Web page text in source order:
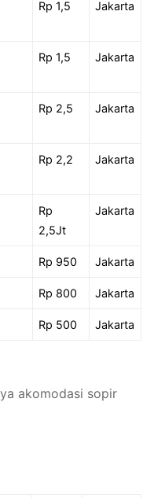
Rp 1,5 Jakarta
Rp 1,5 Jakarta
Rp 2,5 Jakarta
Rp 2,2 Jakarta
Rp
2,5Jt
Jakarta
Rp 950 Jakarta
Rp 800 Jakarta
Rp 500 Jakarta
akomodasi sopir